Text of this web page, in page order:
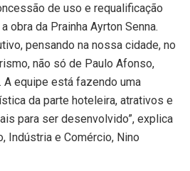
de uso e requalificação
obra da Prainha Ayrton Senna.
pensando na nossa cidade, no
não só de Paulo Afonso,
A equipe está fazendo uma
da parte hoteleira, atrativos e
para ser desenvolvido”, explica
Indústria e Comércio, Nino